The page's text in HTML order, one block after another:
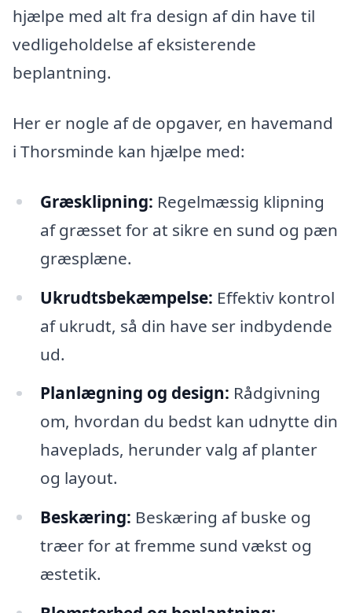
hjælpe med alt fra design af din have til
vedligeholdelse af eksisterende
beplantning.
Her er nogle af de opgaver, en havemand
i Thorsminde kan hjælpe med:
Græsklipning: Regelmæssig klipning
af græsset for at sikre en sund og pæn
græsplæne.
Ukrudtsbekæmpelse: Effektiv kontrol
af ukrudt, så din have ser indbydende
ud.
Planlægning og design: Rådgivning
om, hvordan du bedst kan udnytte din
haveplads, herunder valg af planter
og layout.
Beskæring: Beskæring af buske og
træer for at fremme sund vækst og
æstetik.